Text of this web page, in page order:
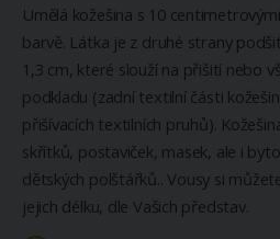
Umělá kožešina s 10
barvě. Látka je z druhé strany
1,3 cm, které slouží na přišití nebo
podkladu (zadní textilní části
přišívacích textilních pruhů).
skřítků, postaviček, masek, ale i
dětských polštářků.. Vousy si
jejich délku, dle Vašich představ.